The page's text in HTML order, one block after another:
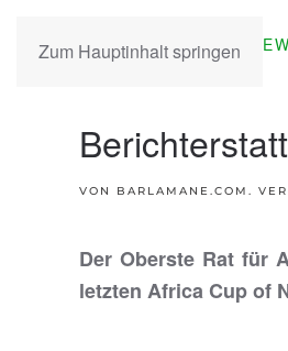
Zum Hauptinhalt springen
VON BARLAMANE.COM.
Der Oberste Rat für
letzten Africa Cup of